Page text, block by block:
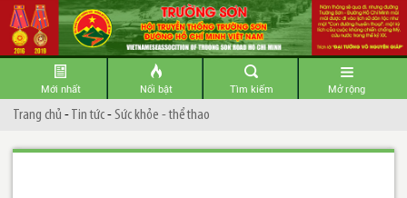
Mới nhất Nổi bật Tìm kiếm Mở rộng
Trang chủ -Tin tức-Sức khỏe - thể thao